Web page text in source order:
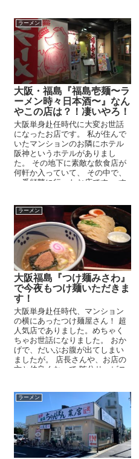
ラーメン
大阪・福島『福島壱麺〜ラ
ーメン時々日本酒〜』なん
やこの店は？！凄いやろ！
大阪単身赴任時代に大変お世話
になったお店です。 私が住んで
いたマンションのお隣にホテル
阪神というホテルがありまし
た。 その地下に素敵な飲食店が
何軒か入っていて、 その中で、
一番頻繁に行ったお店です。 す
ラーメン
大阪福島『つけ麺みさわ』
で今夜もつけ麺いただきま
す！
大阪単身赴任時代、マンション
の横にあったつけ麺屋さん！ 超
人気店でありました。めちゃく
ちゃお世話になりました。 おか
げで、だいぶお腹が出てしまい
ましたが。 店長さんや、お店の
方と仲良くなって 随分サービス
ラーメン